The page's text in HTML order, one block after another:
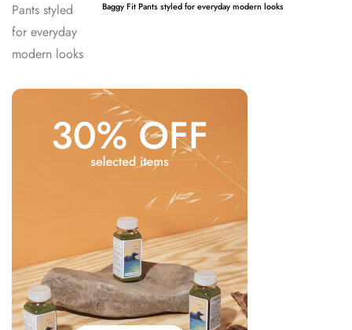
Baggy Fit Pants styled for everyday modern looks